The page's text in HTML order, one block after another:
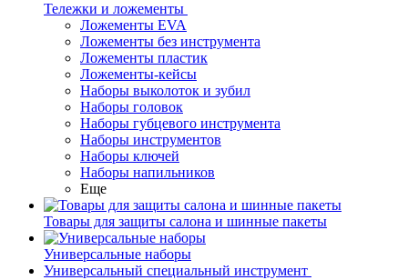
Тележки и ложементы
Ложементы EVA
Ложементы без инструмента
Ложементы пластик
Ложементы-кейсы
Наборы выколоток и зубил
Наборы головок
Наборы губцевого инструмента
Наборы инструментов
Наборы ключей
Наборы напильников
Еще
Товары для защиты салона и шинные пакеты
Универсальные наборы
Универсальный специальный инструмент